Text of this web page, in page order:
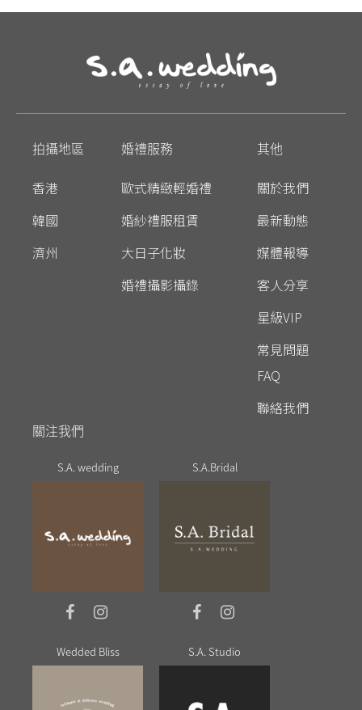
拍攝地區
香港
韓國
濟州
婚禮服務
歐式精緻輕婚禮
婚紗禮服租賃
大日子化妝
婚禮攝影攝錄
其他
關於我們
最新動態
媒體報導
客人分享
星級VIP
常見問題
FAQ
聯絡我們
關注我們
S.A. wedding S.A.Bridal
Wedded Bliss S.A. Studio